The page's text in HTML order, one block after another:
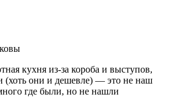
кухня из-за короба и выступов,
(хоть они и дешевле) — это не наш
где были, но не нашли